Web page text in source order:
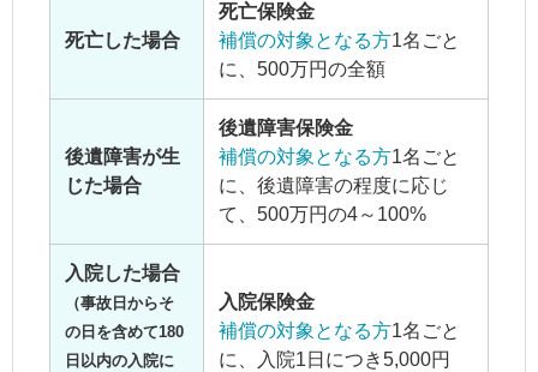
死亡した場合
死亡保険金
補償の対象となる方1名ごと
に、500万円の全額
後遺障害が生
じた場合
後遺障害保険金
補償の対象となる方1名ごと
に、後遺障害の程度に応じ
て、500万円の4～100%
入院した場合
（事故日からそ
の日を含めて180
日以内の入院に
入院保険金
補償の対象となる方1名ごと
に、入院1日につき5,000円